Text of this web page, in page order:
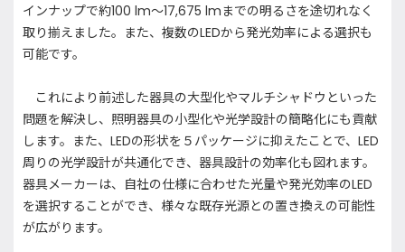
インナップで約100 lm～17,675 lmまでの明るさを途切れなく
取り揃えました。また、複数のLEDから発光効率による選択も
可能です。
これにより前述した器具の大型化やマルチシャドウといった
問題を解決し、照明器具の小型化や光学設計の簡略化にも貢献
します。また、LEDの形状を５パッケージに抑えたことで、LED
周りの光学設計が共通化でき、器具設計の効率化も図れます。
器具メーカーは、自社の仕様に合わせた光量や発光効率のLED
を選択することができ、様々な既存光源との置き換えの可能性
が広がります。